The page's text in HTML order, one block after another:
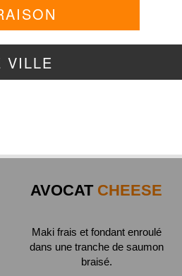
PINK BRAISÉ
AVOCATCHEESE
Maki frais et fondant enroulé
dans une tranche de saumon
braisé.